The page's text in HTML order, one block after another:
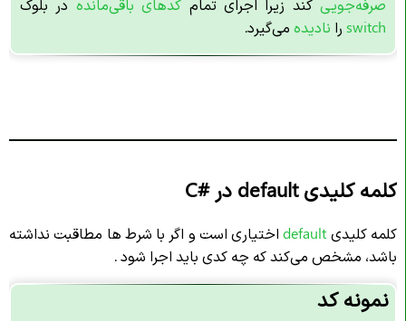
صرفه‌جوییکند زیرا اجرای تمام کدهای باقی‌مانده در بلوک
switch را نادیده می‌گیرد.
کلمه کلیدی default در C#
کلمه کلیدی default اختیاری است و اگر با شرط ها مطاقبت نداشته
باشد، مشخص می‌کند که چه کدی باید اجرا شود .
نمونه کد